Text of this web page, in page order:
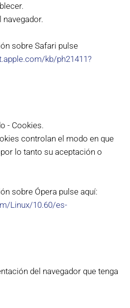
navegador.
sobre Safari pulse
kb/ph21411?
- Cookies.
controlan el modo en que
lo tanto su aceptación o
sobre Ópera pulse aquí:
Linux/10.60/es-
del navegador que tenga